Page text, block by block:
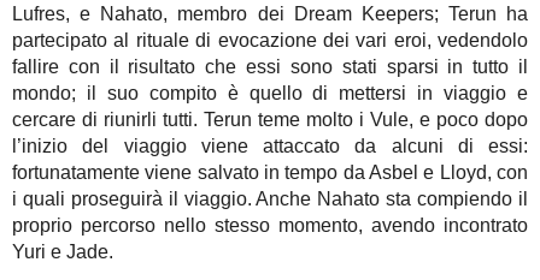
Lufres, e Nahato, membro dei Dream Keepers; Terun ha
partecipato al rituale di evocazione dei vari eroi, vedendolo
fallire con il risultato che essi sono stati sparsi in tutto il
mondo; il suo compito è quello di mettersi in viaggio e
cercare di riunirli tutti. Terun teme molto i Vule, e poco dopo
l’inizio del viaggio viene attaccato da alcuni di essi:
fortunatamente viene salvato in tempo da Asbel e Lloyd, con
i quali proseguirà il viaggio. Anche Nahato sta compiendo il
proprio percorso nello stesso momento, avendo incontrato
Yuri e Jade.